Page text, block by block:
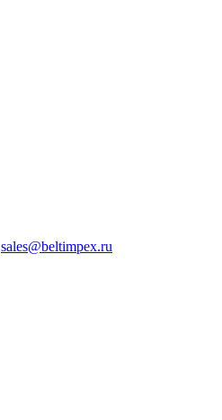
sales@beltimpex.ru